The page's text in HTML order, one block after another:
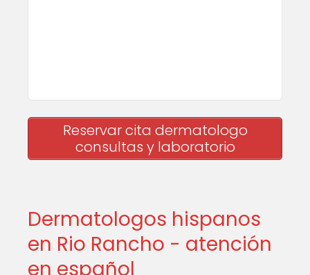
Reservar cita dermatologo
consultas y laboratorio
Dermatologos hispanos
en Rio Rancho - atención
en español